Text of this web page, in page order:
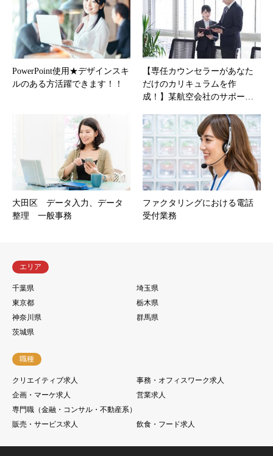
PowerPoint使用★デザインスキ
ルのある方活躍できます！！
【専任カウンセラーがあなた
だけのカリキュラムを作
成！】某航空会社のサポー…
大田区 データ入力、データ
整理 一般事務
ファクタリングにおける電話
受付業務
エリア
千葉県
埼玉県
東京都
栃木県
神奈川県
群馬県
茨城県
職種
クリエイティブ求人
事務・オフィスワーク求人
企画・マーケ求人
営業求人
専門職（金融・コンサル・不動産系）
販売・サービス求人
飲食・フード求人